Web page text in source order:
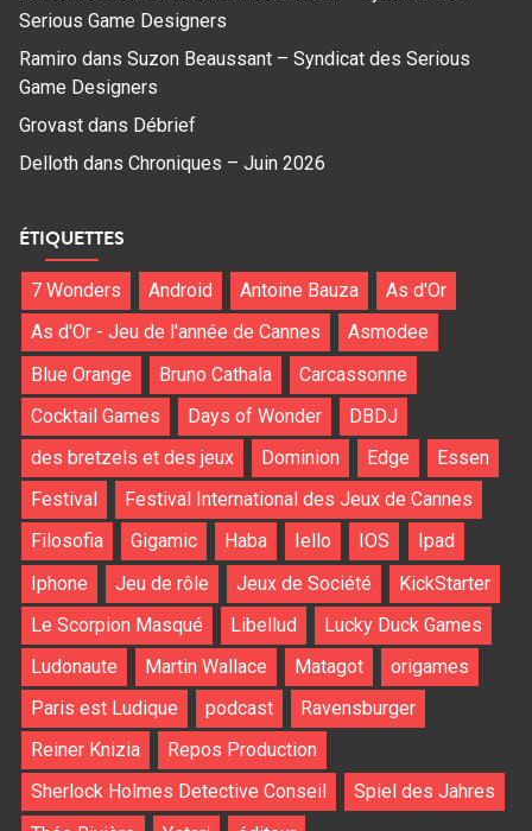
Serious Game Designers
Ramiro dans Suzon Beaussant – Syndicat des Serious
Game Designers
Grovast dans Débrief
Delloth dans Chroniques – Juin 2026
ÉTIQUETTES
7 Wonders Android Antoine Bauza
As d'Or
As d'Or - Jeu de l'année de Cannes
Asmodee
Blue Orange
Bruno Cathala
Carcassonne
Cocktail Games
Days of Wonder
DBDJ
des bretzels et des jeux
Dominion Edge
Essen
Festival
Festival International des Jeux de Cannes
Filosofia
Gigamic Haba Iello IOS
Ipad
Iphone
Jeu de rôle Jeux de Société
KickStarter
Le Scorpion Masqué
Libellud
Lucky Duck Games
Ludonaute
Martin Wallace Matagot
origames
Paris est Ludique
podcast
Ravensburger
Reiner Knizia
Repos Production
Sherlock Holmes Detective Conseil
Spiel des Jahres